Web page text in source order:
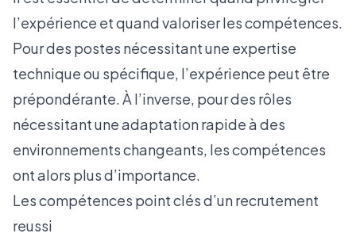
l’expérience et quand valoriser les compétences.
Pour des postes nécessitant une expertise
technique ou spécifique, l’expérience peut être
prépondérante. À l’inverse, pour des rôles
nécessitant une adaptation rapide à des
environnements changeants, les compétences
ont alors plus d’importance.
Les compétences point clés d’un recrutement
reussi